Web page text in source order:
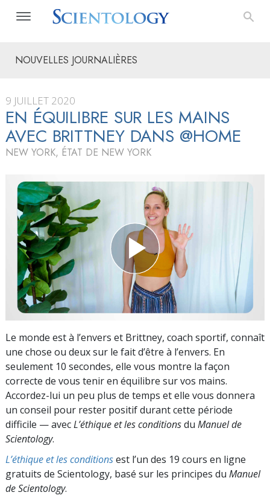
NOUVELLES JOURNALIÈRES
9 JUILLET 2020
EN ÉQUILIBRE SUR LES MAINS
AVEC BRITTNEY DANS @HOME
NEW YORK, ÉTAT DE NEW YORK
Le monde est à l’envers et Brittney, coach sportif, connaît
une chose ou deux sur le fait d’être à l’envers. En
seulement 10 secondes, elle vous montre la façon
correcte de vous tenir en équilibre sur vos mains.
Accordez-lui un peu plus de temps et elle vous donnera
un conseil pour rester positif durant cette période
difficile — avecL’éthique et les conditionsdu Manuel de
Scientology.
L’éthique et les conditionsest l’un des 19 cours en ligne
gratuits de Scientology, basé sur les principes du Manuel
de Scientology.